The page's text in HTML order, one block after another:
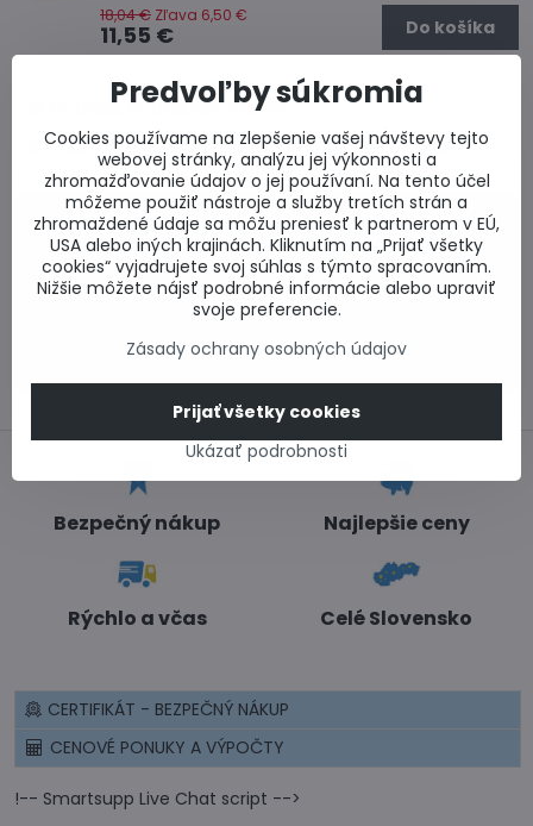
11,55 €
18,04 € Zľava 6,50 €
Do košíka
DODACIE PODMIENKY YTONG
ZADAJTE SI POŽIADAVKU NA VYPRACOVANIE PONUKY
0917 969 003
Technické poradenstvo
0948 987 787
Informácie k objednávkam
Po - Pi 8:00-15:00
info​@lacnestavanie​.sk
Bezpečný nákup Najlepšie ceny
Rýchlo a včas Celé Slovensko
CERTIFIKÁT - BEZPEČNÝ NÁKUP
CENOVÉ PONUKY A VÝPOČTY
!-- Smartsupp Live Chat script -->
Predvoľby súkromia
Cookies používame na zlepšenie vašej návštevy tejto
webovej stránky, analýzu jej výkonnosti a
zhromažďovanie údajov o jej používaní. Na tento účel
môžeme použiť nástroje a služby tretích strán a
zhromaždené údaje sa môžu preniesť k partnerom v EÚ,
USA alebo iných krajinách. Kliknutím na „Prijať všetky
cookies“ vyjadrujete svoj súhlas s týmto spracovaním.
Nižšie môžete nájsť podrobné informácie alebo upraviť
svoje preferencie.
Zásady ochrany osobných údajov
Ukázať podrobnosti
Prijať všetky cookies